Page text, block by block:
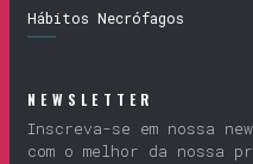
Hábitos Necrófagos
NEWSLETTER
Inscreva-se em nossa
com o melhor da nossa